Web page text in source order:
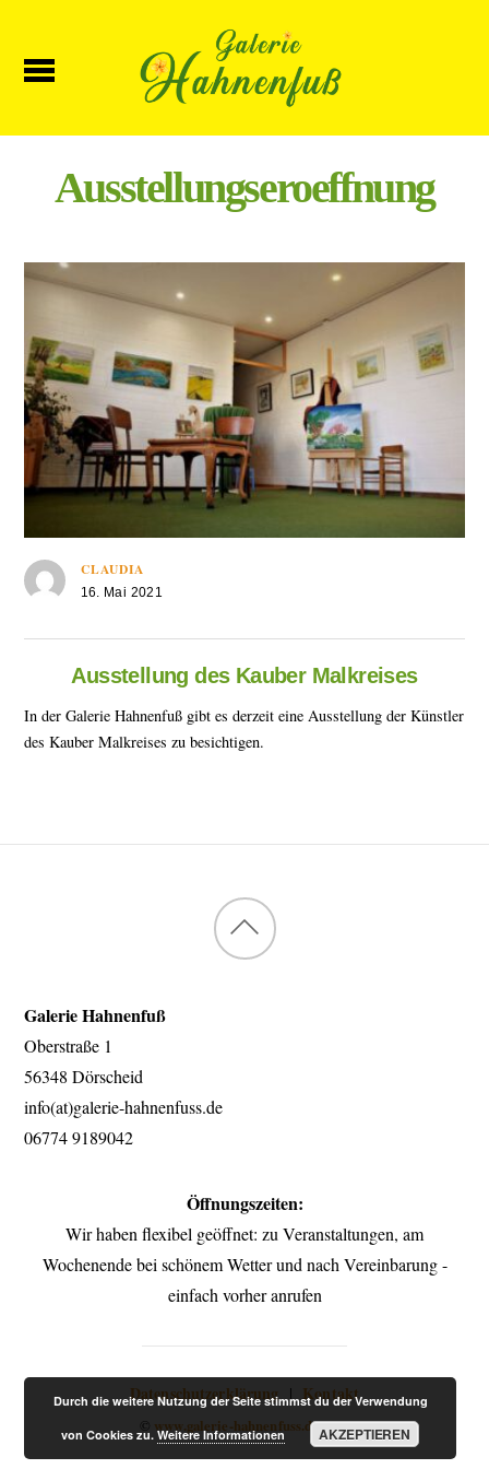
Ausstellungseroeffnung
CLAUDIA
16. Mai 2021
Ausstellung des Kauber Malkreises
In der Galerie Hahnenfuß gibt es derzeit eine Ausstellung der Künstler
des Kauber Malkreises zu besichtigen.
Back
Galerie Hahnenfuß
Oberstraße 1
56348 Dörscheid
info(at)galerie-hahnenfuss.de
06774 9189042
Öffnungszeiten:
Wir haben flexibel geöffnet: zu Veranstaltungen, am
Wochenende bei schönem Wetter und nach Vereinbarung -
einfach vorher anrufen
Datenschutzerklärung | Kontakt
© www.galerie-hahnenfuss.de2021
Durch die weitere Nutzung der Seite stimmst du der Verwendung
von Cookies zu.Weitere Informationen AKZEPTIEREN